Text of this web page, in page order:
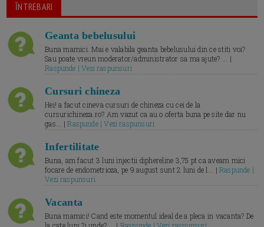
ĪNTREBARI
Geanta bebelusului
Buna mamici. Mai e valabila geanta bebelusului din ce stiti voi?
Sau poate vreun moderator/administrator sa ma ajute? ... |
Raspunde | Vezi raspunsuri
Cursuri chineza
Hei! a facut cineva cursuri de chineza cu cei de la
cursurichineza.ro? Am vazut ca au o oferta buna pe site dar nu
gas... |Raspunde | Vezi raspunsuri
Infertilitate
Buna, am facut 3 luni injectii diphereline 3,75 pt ca aveam mici
focare de endometrioza, pe 9 august sunt 2 luni de l... |Raspunde |
Vezi raspunsuri
Vacanta
Buna mamici! Cand este momentul ideal de a pleca in vacanta? De